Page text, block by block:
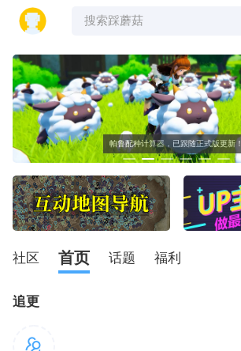
搜索踩蘑菇
帕鲁配种计算器，已跟随正式版更新！
社区 首页 话题 福利
追更